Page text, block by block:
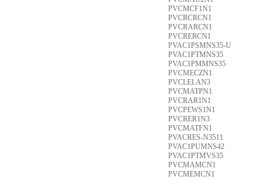
PVCMCF1N1
PVCRCRCN1
PVCRARCN1
PVCRERCN1
PVAC1PSMNS35-U
PVAC1PTMNS35
PVAC1PMMNS35
PVCMECZN1
PVCLELAN3
PVCMATPN1
PVCRAR1N1
PVCPEWS1N1
PVCRER1N3
PVCMATFN1
PVACRES-N3511
PVAC1PUMNS42
PVAC1PTMVS35
PVCMAMCN1
PVCMEMCN1